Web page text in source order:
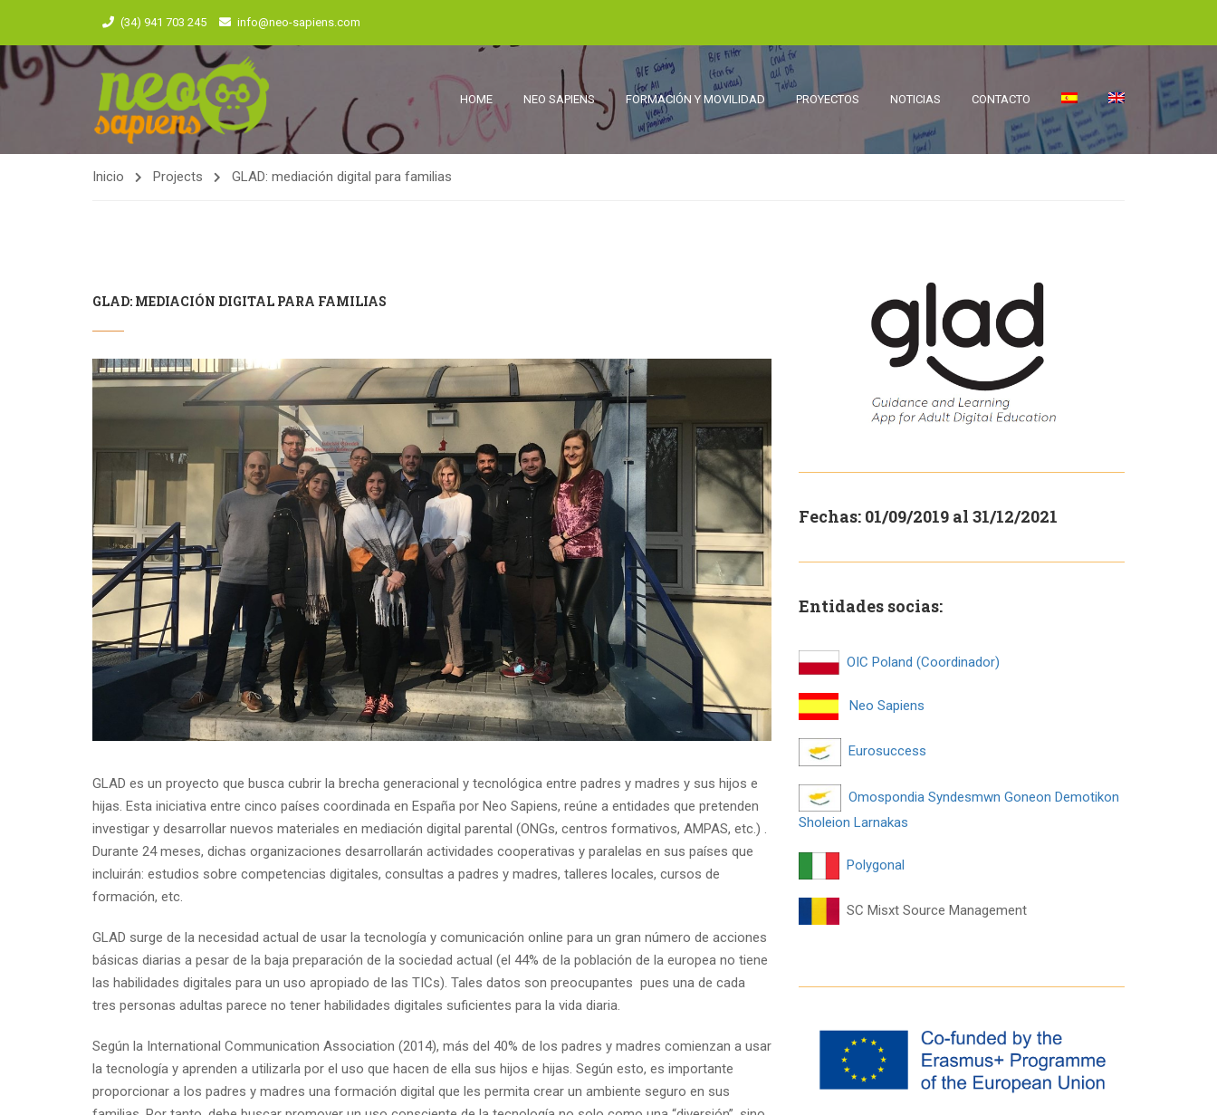
(34) 941 703 245 info@neo-sapiens.com
HOME NEO SAPIENS FORMACIÓN Y MOVILIDAD PROYECTOS NOTICIAS CONTACTO
Inicio Projects GLAD: mediación digital para familias
GLAD: MEDIACIÓN DIGITAL PARA FAMILIAS
GLAD es un proyecto que busca cubrir la brecha generacional y tecnológica entre padres y madres y sus hijos e
hijas. Esta iniciativa entre cinco países coordinada en España por Neo Sapiens, reúne a entidades que pretenden
investigar y desarrollar nuevos materiales en mediación digital parental (ONGs, centros formativos, AMPAS, etc.) .
Durante 24 meses, dichas organizaciones desarrollarán actividades cooperativas y paralelas en sus países que
incluirán: estudios sobre competencias digitales, consultas a padres y madres, talleres locales, cursos de
formación, etc.
GLAD surge de la necesidad actual de usar la tecnología y comunicación online para un gran número de acciones
básicas diarias a pesar de la baja preparación de la sociedad actual (el 44% de la población de la europea no tiene
las habilidades digitales para un uso apropiado de las TICs). Tales datos son preocupantes pues una de cada
tres personas adultas parece no tener habilidades digitales suficientes para la vida diaria.
Según la International Communication Association (2014), más del 40% de los padres y madres comienzan a usar
la tecnología y aprenden a utilizarla por el uso que hacen de ella sus hijos e hijas. Según esto, es importante
proporcionar a los padres y madres una formación digital que les permita crear un ambiente seguro en sus
Fechas: 01/09/2019 al 31/12/2021
Entidades socias:
OIC Poland (Coordinador)
Neo Sapiens
Eurosuccess
Omospondia Syndesmwn Goneon Demotikon
Sholeion Larnakas
Polygonal
SC Misxt Source Management